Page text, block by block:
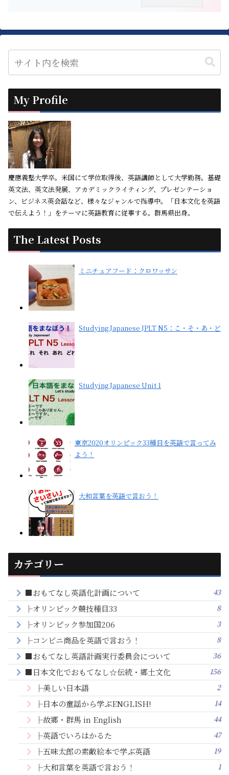
My Profile
慶應義塾大学卒。米国にて学位取得後、英語講師として大学勤務。基礎
英文法、英文法発展、アカデミックライティング、プレゼンテーショ
ン、ビジネス英会話など、様々なジャンルで指導中。「日本文化を英語
で伝えよう！」をテーマに英語教育に従事する。群馬県出身。
The Latest Posts
ミニチュアフード：クロワッサン
Studying Japanese JPLT N5：こ・そ・あ・ど
Studying Japanese Unit 1
東京2020オリンピック33種目を英語で言ってみ
よう！
大和言葉を英語で言おう！
カテゴリー
■おもてなし英語化計画について 43
├オリンピック競技種目33 8
├オリンピック参加国206 3
├コンビニ商品を英語で言おう！ 8
■おもてなし英語計画実行委員会について 36
■日本文化でおもてなし☆伝統・郷土文化 156
├美しい日本語 2
├日本の童謡から学ぶENGLISH! 14
├故郷・群馬 in English 44
├英語でいろはかるた 47
├五味太郎の素敵絵本で学ぶ英語 19
├大和言葉を英語で言おう！ 1